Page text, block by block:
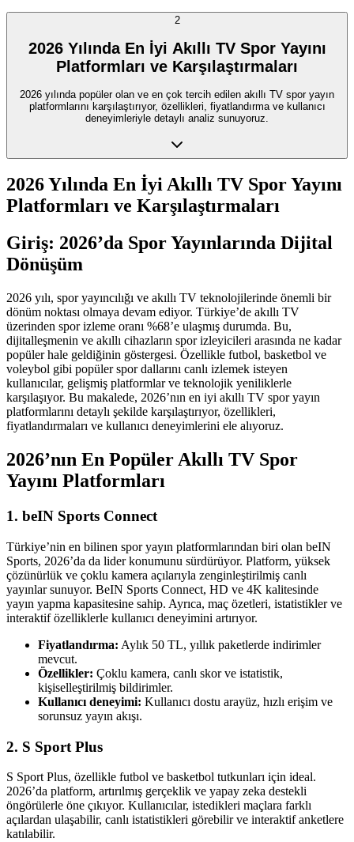
2
2026 Yılında En İyi Akıllı TV Spor Yayını
Platformları ve Karşılaştırmaları
2026 yılında popüler olan ve en çok tercih edilen akıllı TV spor yayın
platformlarını karşılaştırıyor, özellikleri, fiyatlandırma ve kullanıcı
deneyimleriyle detaylı analiz sunuyoruz.
2026 Yılında En İyi Akıllı TV Spor Yayını
Platformları ve Karşılaştırmaları
Giriş: 2026’da Spor Yayınlarında Dijital
Dönüşüm
2026 yılı, spor yayıncılığı ve akıllı TV teknolojilerinde önemli bir
dönüm noktası olmaya devam ediyor. Türkiye’de akıllı TV
üzerinden spor izleme oranı %68’e ulaşmış durumda. Bu,
dijitalleşmenin ve akıllı cihazların spor izleyicileri arasında ne kadar
popüler hale geldiğinin göstergesi. Özellikle futbol, basketbol ve
voleybol gibi popüler spor dallarını canlı izlemek isteyen
kullanıcılar, gelişmiş platformlar ve teknolojik yeniliklerle
karşılaşıyor. Bu makalede, 2026’nın en iyi akıllı TV spor yayın
platformlarını detaylı şekilde karşılaştırıyor, özellikleri,
fiyatlandırmaları ve kullanıcı deneyimlerini ele alıyoruz.
2026’nın En Popüler Akıllı TV Spor
Yayını Platformları
1. beIN Sports Connect
Türkiye’nin en bilinen spor yayın platformlarından biri olan beIN
Sports, 2026’da da lider konumunu sürdürüyor. Platform, yüksek
çözünürlük ve çoklu kamera açılarıyla zenginleştirilmiş canlı
yayınlar sunuyor. BeIN Sports Connect, HD ve 4K kalitesinde
yayın yapma kapasitesine sahip. Ayrıca, maç özetleri, istatistikler ve
interaktif özelliklerle kullanıcı deneyimini artırıyor.
Fiyatlandırma: Aylık 50 TL, yıllık paketlerde indirimler
mevcut.
Özellikler: Çoklu kamera, canlı skor ve istatistik,
kişiselleştirilmiş bildirimler.
Kullanıcı deneyimi: Kullanıcı dostu arayüz, hızlı erişim ve
sorunsuz yayın akışı.
2. S Sport Plus
S Sport Plus, özellikle futbol ve basketbol tutkunları için ideal.
2026’da platform, artırılmış gerçeklik ve yapay zeka destekli
öngörülerle öne çıkıyor. Kullanıcılar, istedikleri maçlara farklı
açılardan ulaşabilir, canlı istatistikleri görebilir ve interaktif anketlere
katılabilir.